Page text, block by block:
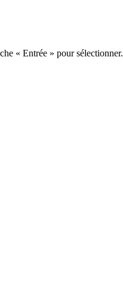
« Entrée » pour sélectionner.